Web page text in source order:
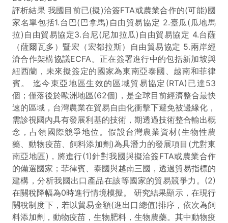
評析結果 我國目前已(擬)洽簽FTA或農業合作的(可能)國
家名單包括1.台巴(巴拿馬)自由貿易協定 2.臺瓜(瓜地馬
拉)自由貿易協定3.台尼(尼加拉瓜)自由貿易協定 4.台薩
（薩爾瓦多）暨宏（宏都拉斯）自由貿易協定 5.兩岸經
濟合作架構協議ECFA。正在簽署進行中的包括新加坡與
紐西蘭，未來擬簽定的國家為東南亞泰國、越南和菲律
賓。 迄今東亞地區生效的區域貿易協定(RTA)已達53
個；僅落後於歐洲地區(62個)，是全球目前經濟整合最快
速的區域，台灣農業在貿易自由化衝擊下避免被邊緣化，
需診視國內具有發展利基的技術，期透過技術整合輸出概
念，占領國際競爭地位。假設台灣農業資材(生物性農
藥、動物疫苗、飼料添加劑)為具潛力的發展項目(尤對東
南亞地區)，將進行(1)針對我國與擬洽簽FTA或農業合作
的備選國家；菲律賓、泰國與越南三國，透過貿易指標的
建構，分析我國出口產品在該等國家的貿易競爭力。(2)
在關稅降幅為0時進行情境模擬。 研究結果顯示，在現行
關稅制度下，若以貿易金額(進出口總值)排序，依次為飼
料添加劑，動物疫苗，生物肥料，生物農藥。其中動物疫